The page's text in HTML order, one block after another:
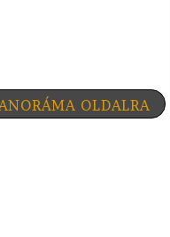
OLDALRA